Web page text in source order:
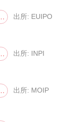
著作権... 出所: EUIPO
著作権... 出所: INPI
の他... 出所: MOIP